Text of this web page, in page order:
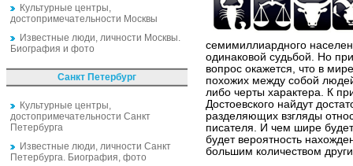
Культурные центры,
достопримечательности Москвы
Известные люди, личности Москвы.
Биография и фото
Санкт Петербург
Культурные центры,
достопримечательности Санкт
Петербурга
Известные люди, личности Санкт
Петербурга. Биография, фото
семимиллиардного
одинаковой судьбой. Но
вопрос окажется, что в
похожих между собой
либо черты характера. К
Достоевского найдут
разделяющих взгляды
писателя. И чем шире
будет вероятность
большим количеством